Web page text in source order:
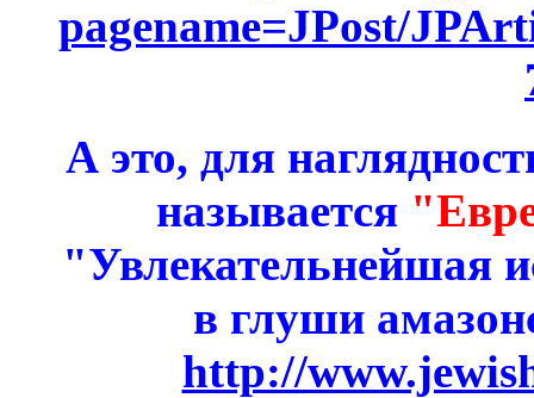
pagename=JPost/
А это, для
называется
"Увлекательнейшая
в глуши
http://